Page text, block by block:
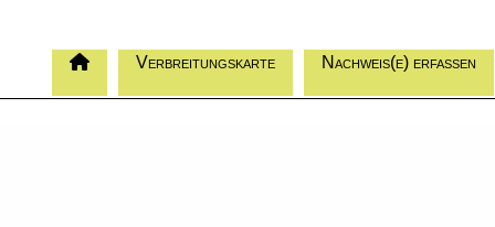
Verbreitungskarte Nachweis(e) erfassen